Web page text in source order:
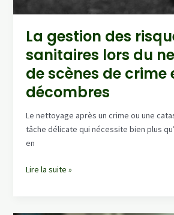
La gestion des
sanitaires lors du
de scènes de crime
décombres
Le nettoyage après un crime ou une
tâche délicate qui nécessite bien plus
en
La
Lire la suite »